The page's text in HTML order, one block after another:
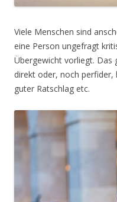
Viele Menschen sind
eine Person ungefragt
Übergewicht vorliegt. Das
direkt oder, noch
guter Ratschlag etc.